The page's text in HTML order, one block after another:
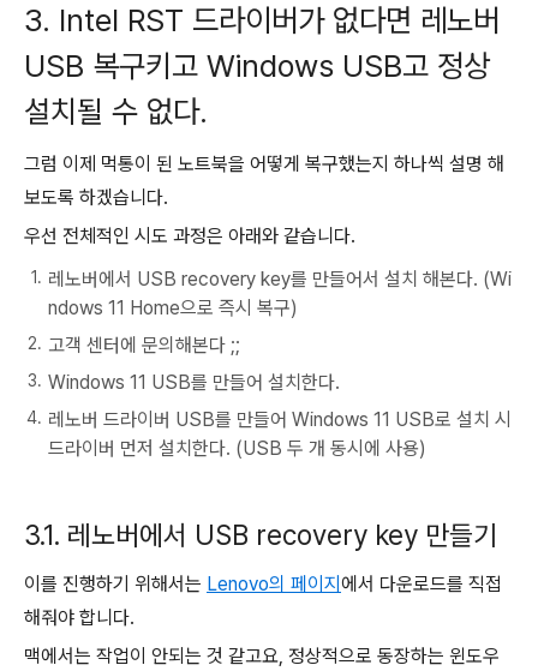
3. Intel RST 드라이버가 없다면 레노버
USB 복구키고 Windows USB고 정상
설치될 수 없다.
그럼 이제 먹통이 된 노트북을 어떻게 복구했는지 하나씩 설명 해
보도록 하겠습니다.
우선 전체적인 시도 과정은 아래와 같습니다.
레노버에서 USB recovery key를 만들어서 설치 해본다. (Wi
ndows 11 Home으로 즉시 복구)
고객 센터에 문의해본다 ;;
Windows 11 USB를 만들어 설치한다.
레노버 드라이버 USB를 만들어 Windows 11 USB로 설치 시
드라이버 먼저 설치한다. (USB 두 개 동시에 사용)
3.1. 레노버에서 USB recovery key 만들기
이를 진행하기 위해서는 Lenovo의 페이지에서 다운로드를 직접
해줘야 합니다.
맥에서는 작업이 안되는 것 같고요, 정상적으로 동장하는 윈도우